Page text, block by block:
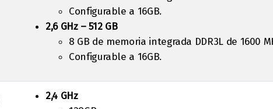
Configurable a 16GB.
2,6 GHz – 512 GB
8 GB de memoria integrada DDR3L de 1600
Configurable a 16GB.
2,4 GHz